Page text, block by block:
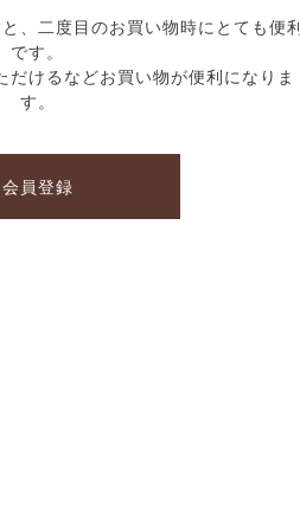
、二度目のお買い物時にとても便利
です。
だけるなどお買い物が便利になりま
す。
会員登録